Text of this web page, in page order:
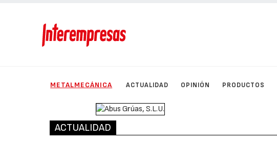
METALMECÁNICA ACTUALIDAD OPINIÓN PRODUCTOS
ACTUALIDAD